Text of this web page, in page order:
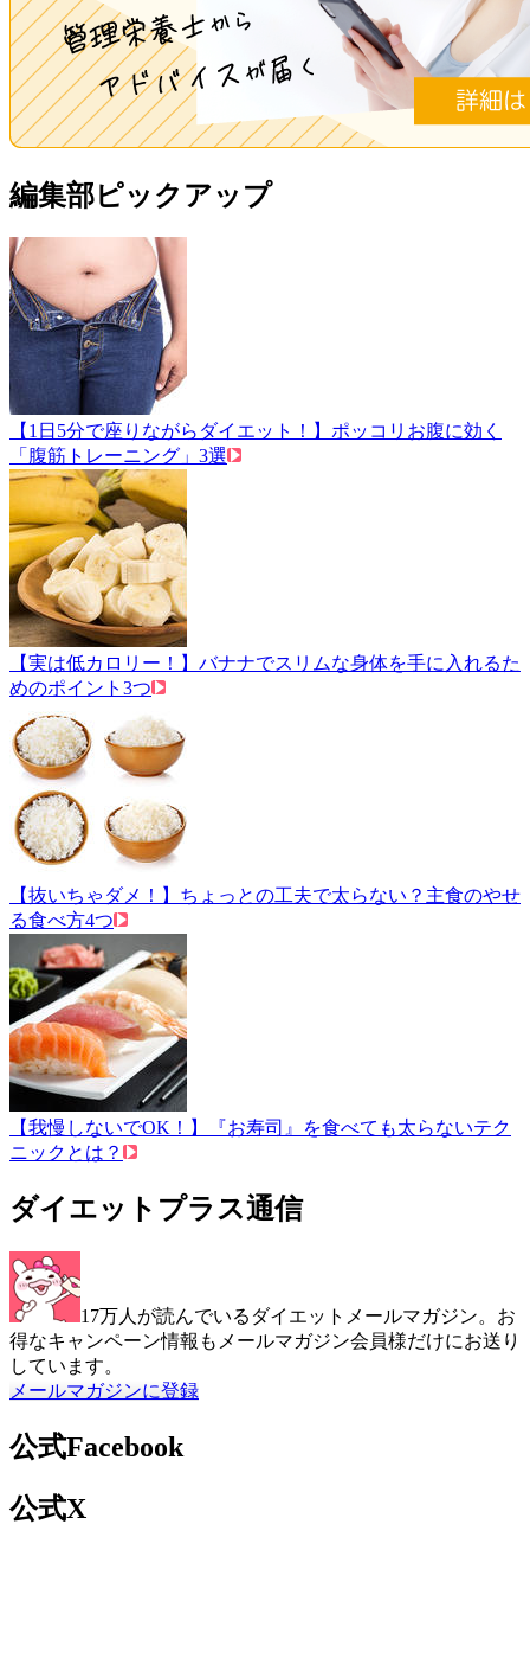
編集部ピックアップ
【1日5分で座りながらダイエット！】ポッコリお腹に効く
「腹筋トレーニング」3選
【実は低カロリー！】バナナでスリムな身体を手に入れるた
めのポイント3つ
【抜いちゃダメ！】ちょっとの工夫で太らない？主食のやせ
る食べ方4つ
【我慢しないでOK！】『お寿司』を食べても太らないテク
ニックとは？
ダイエットプラス通信
17万人が読んでいるダイエットメールマガジン。お
得なキャンペーン情報もメールマガジン会員様だけにお送り
しています。
メールマガジンに登録
公式Facebook
公式X